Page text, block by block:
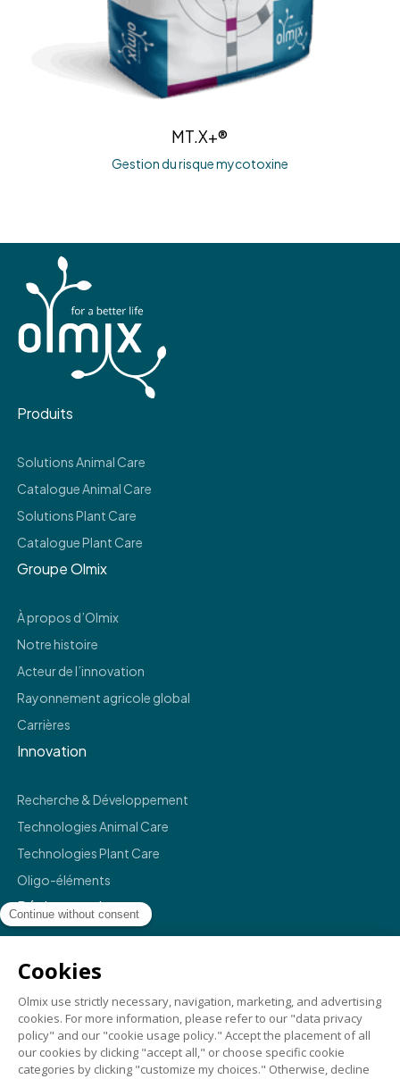
MT.X+®
Gestion du risque mycotoxine
Produits
Solutions Animal Care
Catalogue Animal Care
Solutions Plant Care
Catalogue Plant Care
Groupe Olmix
À propos d’Olmix
Notre histoire
Acteur de l’innovation
Rayonnement agricole global
Carrières
Innovation
Recherche & Développement
Technologies Animal Care
Technologies Plant Care
Oligo-éléments
Réglementaire
Politique de confidentialité
Termes et conditions
Conformité
Crédits